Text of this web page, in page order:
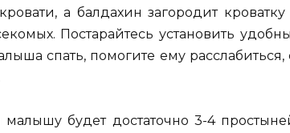
а балдахин загородит
Постарайтесь установить
спать, помогите ему
будет достаточно 3-4